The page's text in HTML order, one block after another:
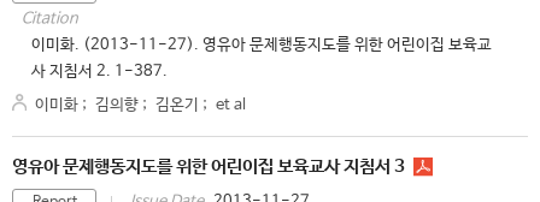
Citation
이미화. (2013-11-27). 영유아 문제행동지도를 위한 어린이집 보육교
사 지침서 2. 1-387.
이미화 ; 김의향 ; 김온기 ; et al
영유아 문제행동지도를 위한 어린이집 보육교사 지침서 3